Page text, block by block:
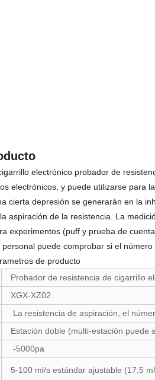
electrónico probador de
electrónicos, y puede utilizarse para
cierta depresión se generarán en la
aspiración de la resistencia. La
experimentos (puff y prueba de
puede comprobar si el
de producto
Probador de resistencia de cigarrillo
XGX-XZ02
La resistencia de aspiración, el
Estación doble (multi-estación
-5000pa
5-100 ml/s estándar ajustable (17,5